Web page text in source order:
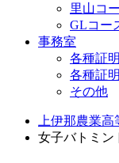
里山コ
GLコー
事務室
各種証
各種証
その他
上伊那農業
女子バトミン